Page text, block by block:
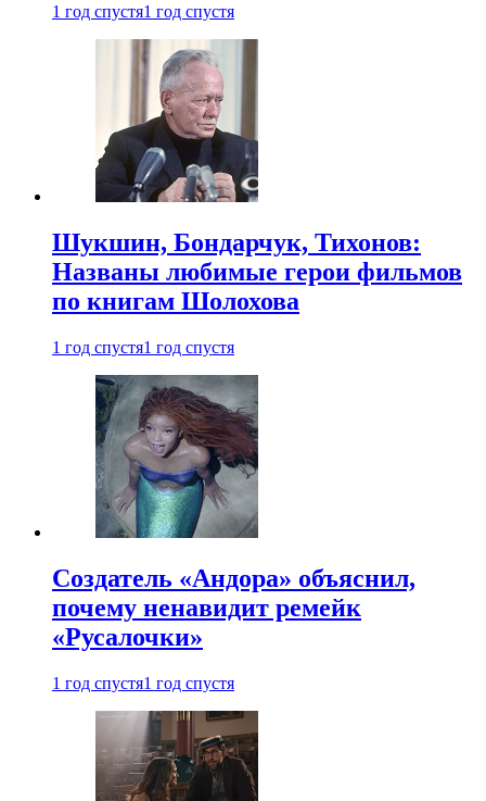
1 год спустя1 год спустя
Шукшин, Бондарчук, Тихонов:
Названы любимые герои фильмов
по книгам Шолохова
1 год спустя1 год спустя
Создатель «Андора» объяснил,
почему ненавидит ремейк
«Русалочки»
1 год спустя1 год спустя